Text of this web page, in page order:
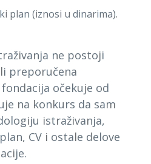
plan (iznosi u dinarima).
ne postoji
preporučena
očekuje od
na konkurs da sam
istraživanja,
CV i ostale delove